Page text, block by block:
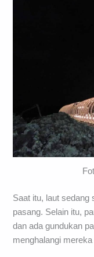
Saat itu, laut sedang
pasang. Selain itu,
dan ada gundukan
menghalangi